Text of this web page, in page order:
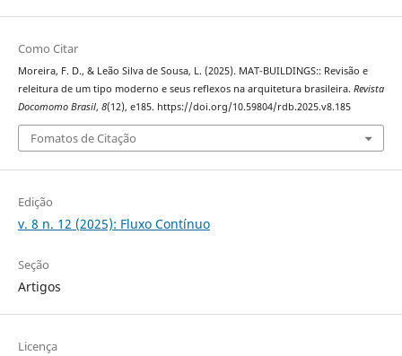
Como Citar
Moreira, F. D., & Leão Silva de Sousa, L. (2025). MAT-BUILDINGS:: Revisão e
releitura de um tipo moderno e seus reflexos na arquitetura brasileira. Revista
Docomomo Brasil, 8(12), e185. https://doi.org/10.59804/rdb.2025.v8.185
Fomatos de Citação
Edição
v. 8 n. 12 (2025): Fluxo Contínuo
Seção
Artigos
Licença